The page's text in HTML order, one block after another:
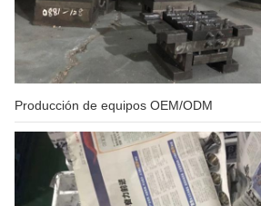
Producción de equipos OEM/ODM